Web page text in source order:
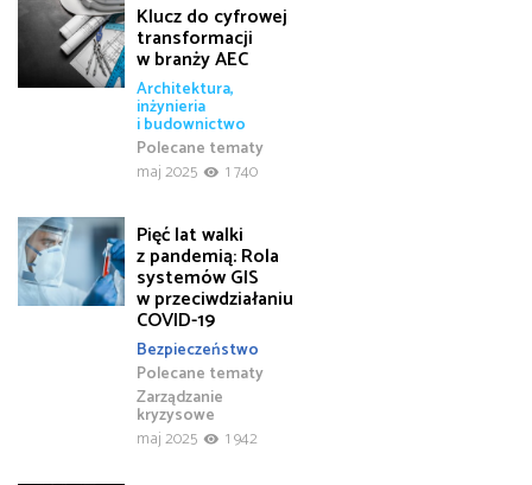
Klucz do cyfrowej
transformacji
w branży AEC
Architektura,
inżynieria
i budownictwo
Polecane tematy
maj 2025
1 740
Pięć lat walki
z pandemią: Rola
systemów GIS
w przeciwdziałaniu
COVID-19
Bezpieczeństwo
Polecane tematy
Zarządzanie
kryzysowe
maj 2025
1 942